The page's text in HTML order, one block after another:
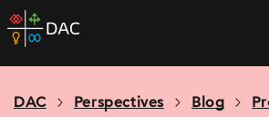
Skip
to
home
DAC Perspectives Blog